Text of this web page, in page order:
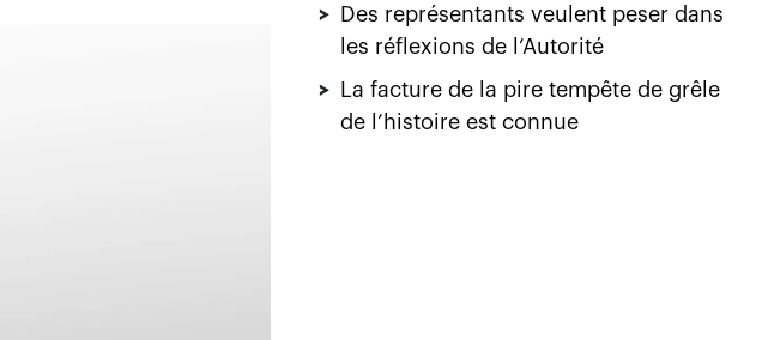
>
Des représentants veulent peser dans
les réflexions de l’Autorité
>
La facture de la pire tempête de grêle
de l’histoire est connue